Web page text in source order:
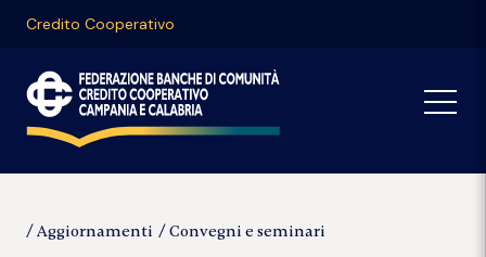
Credito Cooperativo
Aggiornamenti Convegni e seminari